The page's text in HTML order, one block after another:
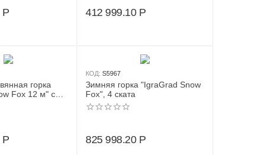
Р 412 999.10 Р
горка
Fox 12 м" с
Р
КОД: S5967
Зимняя горка "IgraGrad Snow
Fox", 4 ската
825 998.20 Р